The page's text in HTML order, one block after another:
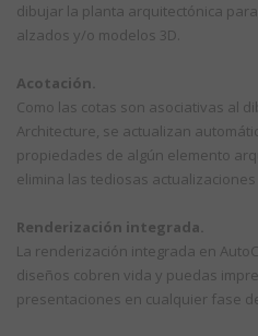
dibujar la planta arquitectónica
alzados y/o modelos 3D.
Acotación.
Como las cotas son asociativas al
Architecture, se actualizan
propiedades de algún elemento
elimina las tediosas actualizaciones
Renderización integrada.
La renderización integrada en
diseños cobren vida y puedas
presentaciones en cualquier fase